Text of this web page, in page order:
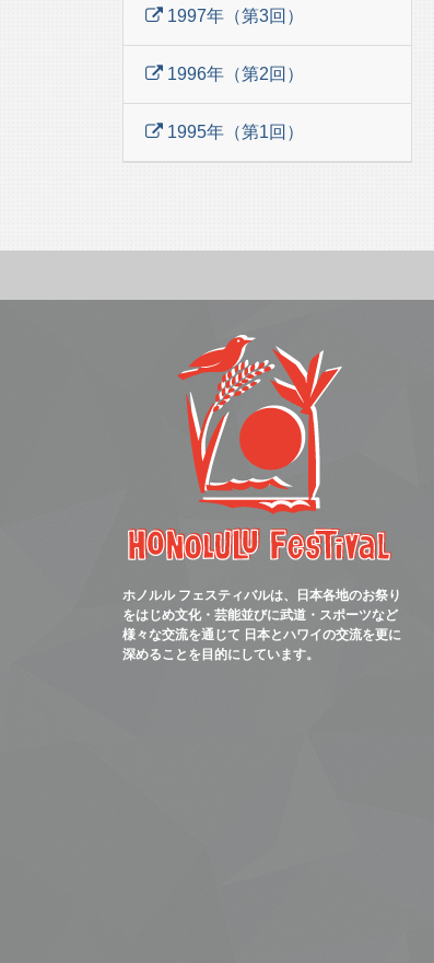
1997年（第3回）
1996年（第2回）
1995年（第1回）
ホノルル フェスティバルは、日本各地のお祭り
をはじめ文化・芸能並びに武道・スポーツなど
様々な交流を通じて 日本とハワイの交流を更に
深めることを目的にしています。